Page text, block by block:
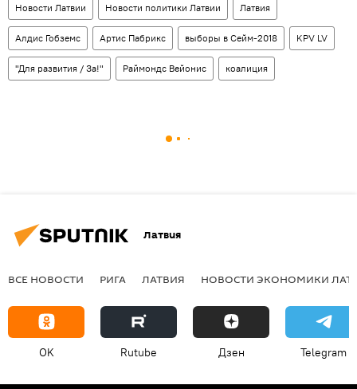
Новости Латвии Новости политики Латвии Латвия
Алдис Гобземс Артис Пабрикс выборы в Сейм-2018 KPV LV
"Для развития / За!" Раймондс Вейонис коалиция
Латвия
ВСЕ НОВОСТИ РИГА ЛАТВИЯ НОВОСТИ ЭКОНОМИКИ
OK Rutube Дзен Telegram